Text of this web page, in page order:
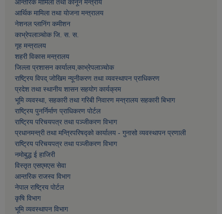
आन्तरिक मामिला तथा कानून मन्त्राय
आर्थिक मामिला तथा याेजना मन्त्रालय
नेशनल प्लानिंग कमीशन
काभ्रेपलाञ्चाेक जि. स. स.
गृह मन्त्रालय
शहरी विकास मन्त्रालय
जिल्ला प्रशासन कार्यालय,काभ्रेपलाञ्चाेक
राष्ट्रिय विपद् जोखिम न्यूनीकरण तथा व्यवस्थापन प्राधिकरण
प्रदेश तथा स्थानीय शासन सहयोग कार्यक्रम
भूमि व्यवस्था, सहकारी तथा गरिबी निवारण मन्त्रालय सहकारी बिभाग
राष्ट्रिय पुनर्निर्माण प्राधिकरण पोर्टल
राष्ट्रिय परिचयपत्र तथा पञ्जीकरण विभाग
प्रधानमन्त्री तथा मन्त्रिपरिषद्को कार्यालय - गुनासो व्यवस्थापन प्रणाली
राष्ट्रिय परिचयपत्र तथा पञ्जीकरण विभाग
नमाेबुद्ध ई हाजिरी
विस्तृत एसएमएस सेवा
आन्तरिक राजस्व विभाग
नेपाल राष्ट्रिय पोर्टल
कृषि विभाग
भूमि व्यवस्थापन विभाग